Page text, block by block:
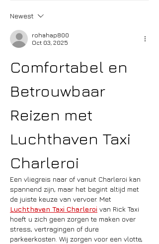
Newest
rohahap800
Oct 03, 2025
Comfortabel en
Betrouwbaar
Reizen met
Luchthaven Taxi
Charleroi
Een vliegreis naar of vanuit Charleroi kan
spannend zijn, maar het begint altijd met
de juiste keuze van vervoer. Met
Luchthaven Taxi Charleroi van Rick Taxi
hoeft u zich geen zorgen te maken over
stress, vertragingen of dure
parkeerkosten. Wij zorgen voor een vlotte,